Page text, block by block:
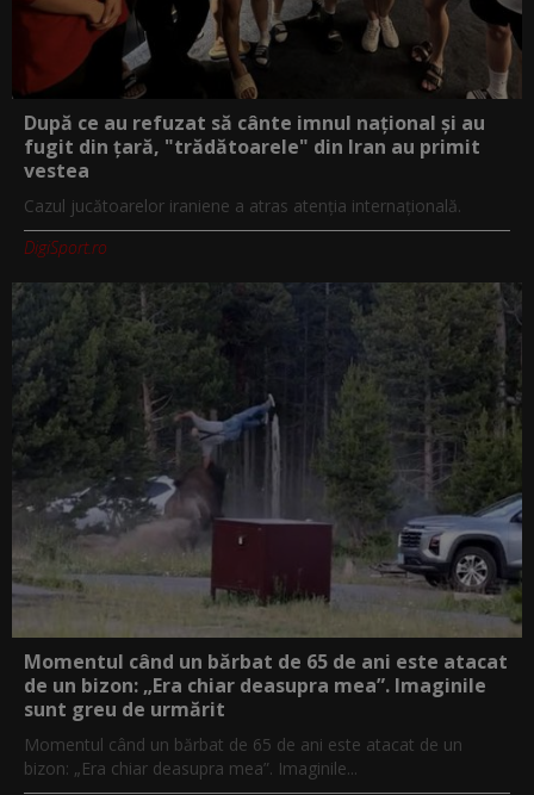
După ce au refuzat să cânte imnul naţional şi au
fugit din ţară, "trădătoarele" din Iran au primit
vestea
Cazul jucătoarelor iraniene a atras atenţia internaţională.
DigiSport.ro
Momentul când un bărbat de 65 de ani este atacat
de un bizon: „Era chiar deasupra mea”. Imaginile
sunt greu de urmărit
Momentul când un bărbat de 65 de ani este atacat de un
bizon: „Era chiar deasupra mea”. Imaginile...